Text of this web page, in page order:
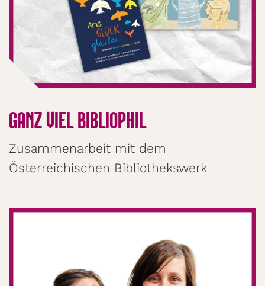
GANZ VIEL BIBLIOPHIL
Zusammenarbeit mit dem
Österreichischen Bibliothekswerk